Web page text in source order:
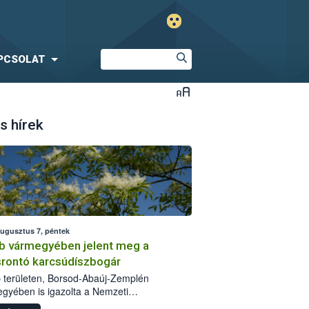
hírek
7, péntek
vármegyében jelent meg a
karcsúdíszbogár
területen, Borsod-Abaúj-Zemplén
is igazolta a Nemzeti
biztonsági Hivatal (Nébih) a